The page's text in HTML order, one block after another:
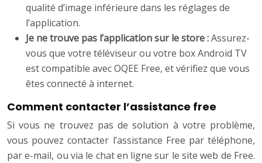
qualité d’image inférieure dans les réglages de
l’application.
Je ne trouve pas l’application sur le store :Assurez-
vous que votre téléviseur ou votre box Android TV
est compatible avec OQEE Free, et vérifiez que vous
êtes connecté à internet.
Comment contacter l’assistance free
Si vous ne trouvez pas de solution à votre problème,
vous pouvez contacter l’assistance Free par téléphone,
par e-mail, ou via le chat en ligne sur le site web de Free.